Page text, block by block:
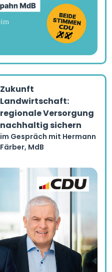
Zukunft
Landwirtschaft:
regionale Versorgung
nachhaltig sichern
im Gespräch mit Hermann
Färber, MdB